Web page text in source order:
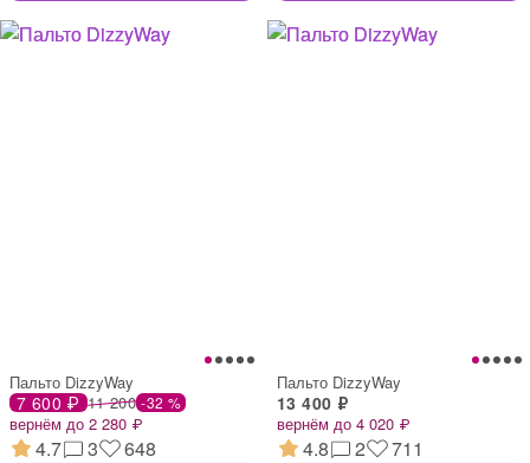
Пальто DizzyWay
7 600 ₽ 11 200 -32 %
вернём до 2 280 ₽
4.7 3 648
Пальто DizzyWay
13 400 ₽
вернём до 4 020 ₽
4.8 2 711